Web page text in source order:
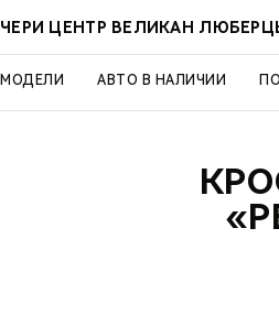
ЧЕРИ ЦЕНТР ВЕЛИКАН
МОДЕЛИ АВТО В НАЛИЧИИ